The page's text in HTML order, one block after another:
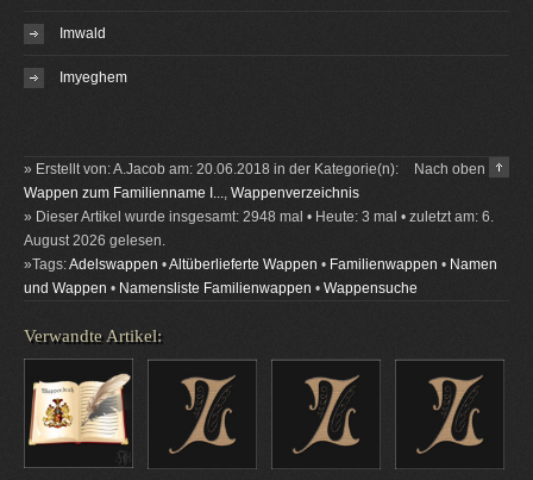
Imwald
Imyeghem
Nach oben
» Erstellt von: A.Jacob am: 20.06.2018 in der Kategorie(n):
Wappen zum Familienname I..., Wappenverzeichnis
» Dieser Artikel wurde insgesamt: 2948 mal • Heute: 3 mal • zuletzt am: 6.
August 2026 gelesen.
»Tags:Adelswappen •Altüberlieferte Wappen • Familienwappen • Namen
und Wappen • Namensliste Familienwappen • Wappensuche
Verwandte Artikel: